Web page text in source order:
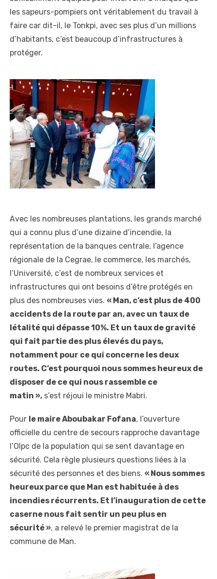
les sapeurs-pompiers ont véritablement du travail à
faire car dit-il, le Tonkpi, avec ses plus d’un millions
d’habitants, c’est beaucoup d’infrastructures à
protéger.
Avec les nombreuses plantations, les grands marché
qui a connu plus d’une dizaine d’incendie, la
représentation de la banques centrale, l’agence
régionale de la Cegrae, le commerce, les marchés,
l’Université, c’est de nombreux services et
infrastructures qui ont besoins d’être protégés en
plus des nombreuses vies. « Man, c’est plus de 400
accidents de la route par an, avec un taux de
létalité qui dépasse 10%. Et un taux de gravité
qui fait partie des plus élevés du pays,
notamment pour ce qui concerne les deux
routes. C’est pourquoi nous sommes heureux de
disposer de ce qui nous rassemble ce
matin », s’est réjoui le ministre Mabri.
Pour le maire Aboubakar Fofana, l’ouverture
officielle du centre de secours rapproche davantage
l’Olpc de la population qui se sent davantage en
sécurité. Cela règle plusieurs questions liées à la
sécurité des personnes et des biens. « Nous sommes
heureux parce que Man est habituée à des
incendies récurrents. Et l’inauguration de cette
caserne nous fait sentir un peu plus en
sécurité », a relevé le premier magistrat de la
commune de Man.